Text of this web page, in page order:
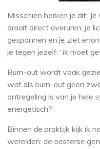
Misschien herken je dit:
draait direct overuren; je
gespannen en je ziet
je tegen jezelf: “ik moet
Burn-out wordt vaak
wat als burn-out geen
ontregeling is van je hele
energetisch?
Binnen de praktijk kijk ik
werelden: de oosterse